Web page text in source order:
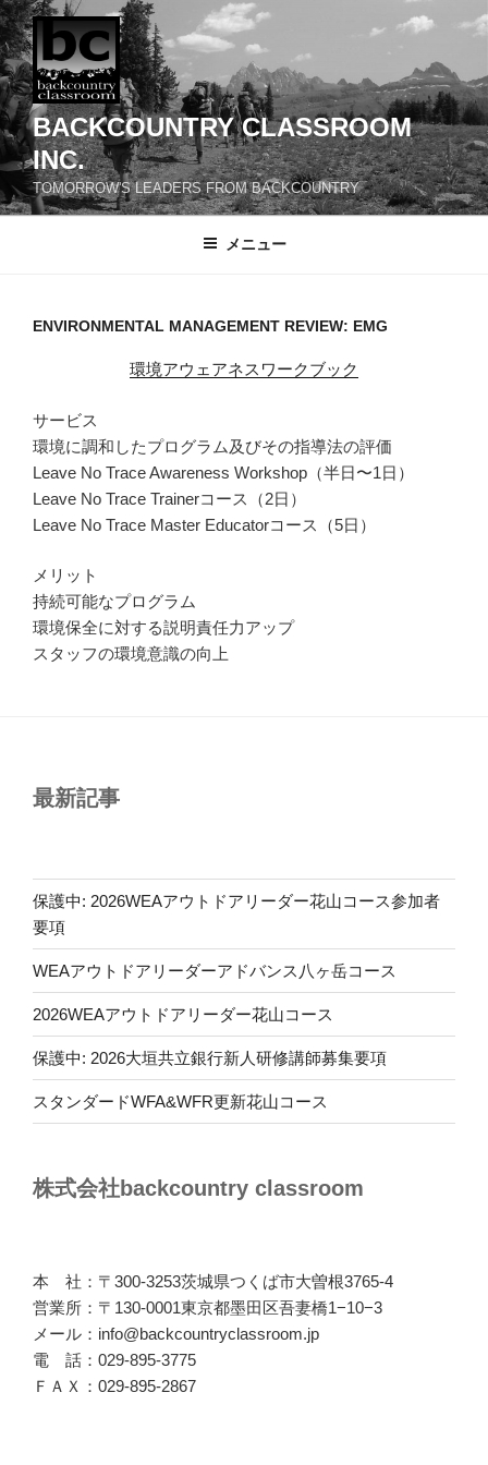
コ
ン
テ
ン
ツ
へ
ス
キ
ッ
BACKCOUNTRY CLASSROOM
INC.
TOMORROW'S LEADERS FROM BACKCOUNTRY
メニュー
ENVIRONMENTAL MANAGEMENT REVIEW: EMG
環境アウェアネスワークブック
サービス
環境に調和したプログラム及びその指導法の評価
Leave No Trace Awareness Workshop（半日〜1日）
Leave No Trace Trainerコース（2日）
Leave No Trace Master Educatorコース（5日）
メリット
持続可能なプログラム
環境保全に対する説明責任力アップ
スタッフの環境意識の向上
最新記事
保護中: 2026WEAアウトドアリーダー花山コース参加者
要項
WEAアウトドアリーダーアドバンス八ヶ岳コース
2026WEAアウトドアリーダー花山コース
保護中: 2026大垣共立銀行新人研修講師募集要項
スタンダードWFA&WFR更新花山コース
株式会社backcountry classroom
本 社：〒300-3253茨城県つくば市大曽根3765-4
営業所：〒130-0001東京都墨田区吾妻橋1−10−3
メール：info@backcountryclassroom.jp
電 話：029-895-3775
ＦＡＸ：029-895-2867